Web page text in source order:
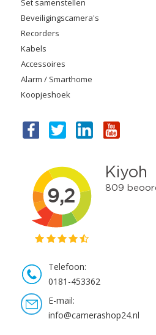
Set samenstellen
Beveiligingscamera's
Recorders
Kabels
Accessoires
Alarm / Smarthome
Koopjeshoek
Telefoon:
0181-453362
E-mail:
info@camerashop24.nl